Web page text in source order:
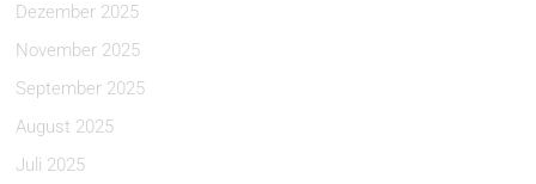
Dezember 2025
November 2025
September 2025
August 2025
Juli 2025